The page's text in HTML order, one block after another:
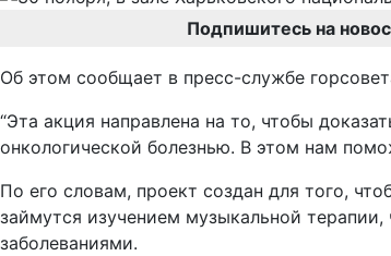
Подпишитесь на
Об этом сообщает в пресс-службе
“Эта акция направлена на то, чтобы
онкологической болезнью. В этом нам
По его словам, проект создан для того,
займутся изучением музыкальной
заболеваниями.